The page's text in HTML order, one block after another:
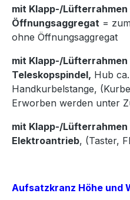
mit Klapp-/Lüfterrahmen
Öffnungsaggregat =
ohne Öffnungsaggregat
mit Klapp-/Lüfterrahmen
Teleskopspindel, Hub
Handkurbelstange,
Erworben werden unter
mit Klapp-/Lüfterrahmen
Elektroantrieb, (Taster,
Aufsatzkranz Höhe und